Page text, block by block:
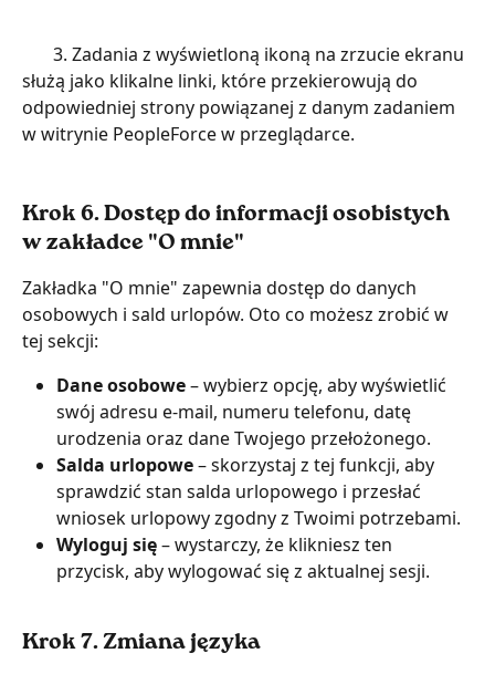
służą jako klikalne linki, które przekierowują do
odpowiedniej strony powiązanej z danym zadaniem
w witrynie PeopleForce w przeglądarce.
Krok 6. Dostęp do informacji osobistych
w zakładce "O mnie"
Zakładka "O mnie" zapewnia dostęp do danych
osobowych i sald urlopów. Oto co możesz zrobić w
tej sekcji:
Dane osobowe – wybierz opcję, aby wyświetlić
swój adresu e-mail, numeru telefonu, datę
urodzenia oraz dane Twojego przełożonego.
Salda urlopowe – skorzystaj z tej funkcji, aby
sprawdzić stan salda urlopowego i przesłać
wniosek urlopowy zgodny z Twoimi potrzebami.
Wyloguj się – wystarczy, że klikniesz ten
przycisk, aby wylogować się z aktualnej sesji.
Krok 7. Zmiana języka